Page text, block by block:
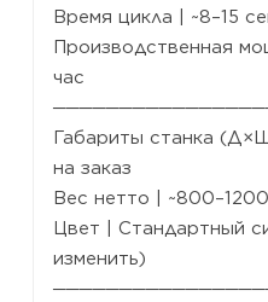
Время цикла | ~8–15
Производственная
час
Габариты станка
на заказ
Вес нетто |
Цвет | Стандартный
изменить)